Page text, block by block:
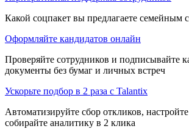
Какой соцпакет вы предлагаете семейным
Оформляйте кандидатов онлайн
Проверяйте сотрудников и подписывайте
документы без бумаг и личных встреч
Ускорьте подбор в 2 раза с Talantix
Автоматизируйте сбор откликов,
собирайте аналитику в 2 клика